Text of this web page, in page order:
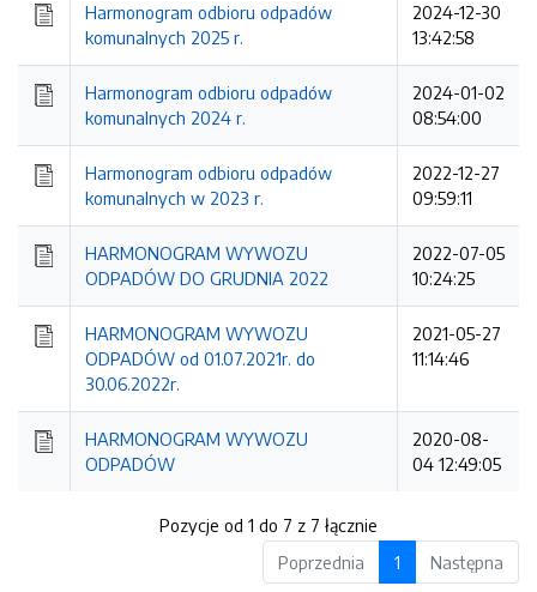
Harmonogram odbioru odpadów
komunalnych 2025 r.
2024-12-30
13:42:58
Harmonogram odbioru odpadów
komunalnych 2024 r.
2024-01-02
08:54:00
Harmonogram odbioru odpadów
komunalnych w 2023 r.
2022-12-27
09:59:11
HARMONOGRAM WYWOZU
ODPADÓW DO GRUDNIA 2022
2022-07-05
10:24:25
HARMONOGRAM WYWOZU
ODPADÓW od 01.07.2021r. do
30.06.2022r.
2021-05-27
11:14:46
HARMONOGRAM WYWOZU
ODPADÓW
2020-08-
04 12:49:05
Pozycje od 1 do 7 z 7 łącznie
Poprzednia
1 Następna